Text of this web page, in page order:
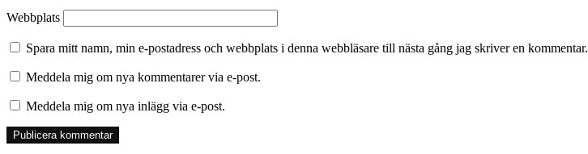
Webbplats
Spara mitt namn, min e-postadress och webbplats i denna webbläsare till nästa gång jag skriver en kommentar.
Meddela mig om nya kommentarer via e-post.
Meddela mig om nya inlägg via e-post.